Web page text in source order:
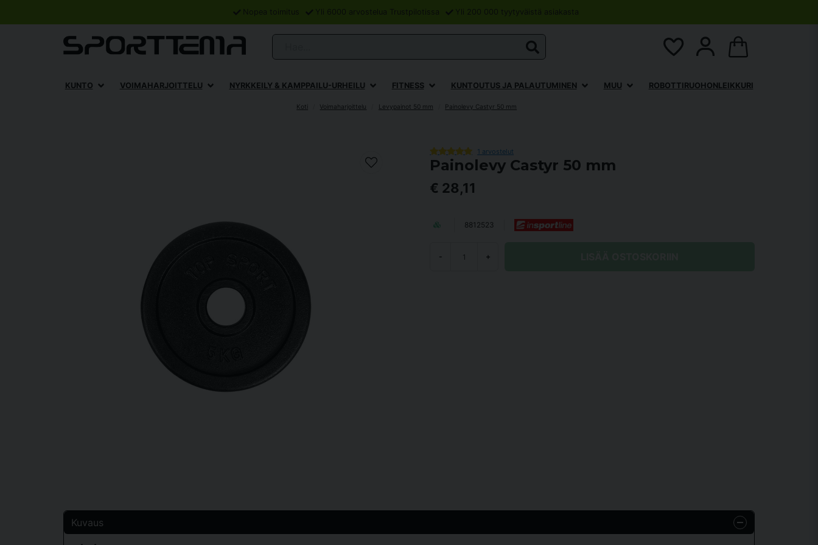
Nopea toimitus Yli 6000 arvostelua Trustpilotissa Yli 200 000 tyytyväistä asiakasta
KUNTO VOIMAHARJOITTELU NYRKKEILY & KAMPPAILU-URHEILU FITNESS KUNTOUTUS JA PALAUTUMINEN MUU ROBOTTIRUOHONLEIKKURI
Koti Voimaharjoittelu Levypainot 50 mm Painolevy Castyr 50 mm
1 arvostelut
Painolevy Castyr 50 mm
€ 28,11
8812523
- +
Kuvaus